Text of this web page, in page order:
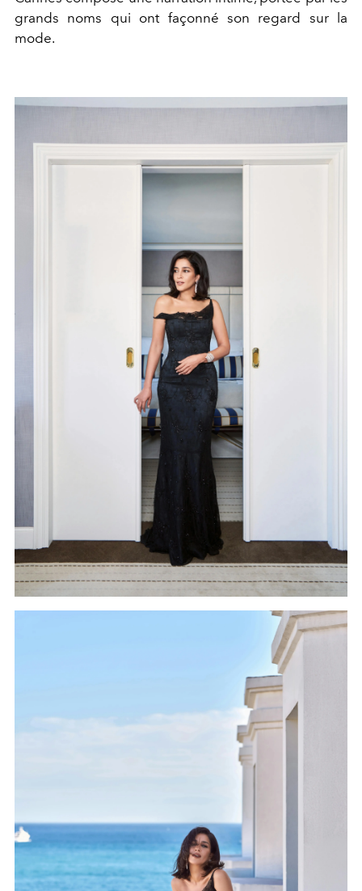
grands noms qui ont façonné son regard sur la
mode.